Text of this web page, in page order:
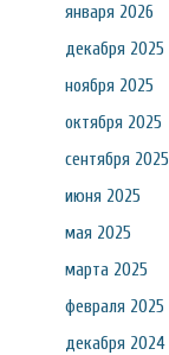
января 2026
декабря 2025
ноября 2025
октября 2025
сентября 2025
июня 2025
мая 2025
марта 2025
февраля 2025
декабря 2024